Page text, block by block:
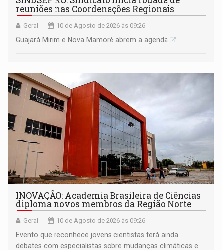
reuniões nas Coordenações Regionais
Geral 10 de Agosto de 2026 às 09:26
Guajará Mirim e Nova Mamoré abrem a agenda
INOVAÇÃO: Academia Brasileira de Ciências
diploma novos membros da Região Norte
Geral 10 de Agosto de 2026 às 09:26
Evento que reconhece jovens cientistas terá ainda
debates com especialistas sobre mudanças climáticas e